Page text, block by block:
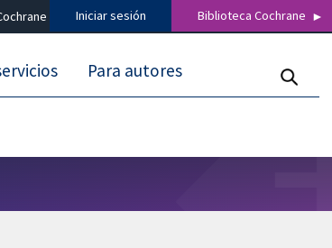
Iniciar sesión Biblioteca Cochrane
Para autores